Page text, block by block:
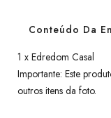
Conteúdo Da
1 x Edredom Casal
Importante: Este
outros itens da foto.